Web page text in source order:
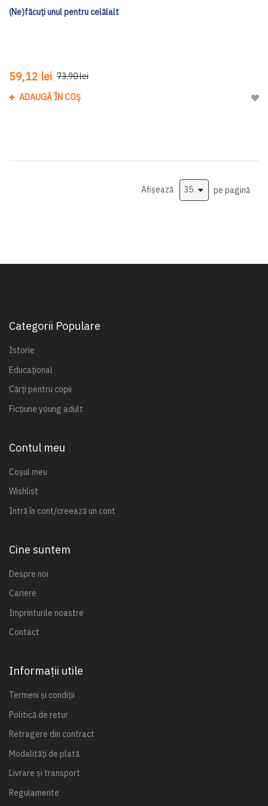
(Ne)făcuți unul pentru celălalt
59,12 lei 73,90 lei
ADAUGĂ ÎN COȘ
Afișează pe pagină
Categorii Populare
Istorie
Educațional
Cărți pentru copii
Ficțiune young adult
Contul meu
Coșul meu
Wishlist
Intră în cont/creează un cont
Cine suntem
Despre noi
Cariere
Imprinturile noastre
Contact
Informații utile
Termeni și condiții
Politică de retur
Retragere din contract
Modalități de plată
Livrare și transport
Regulamente